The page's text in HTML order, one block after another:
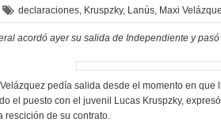
declaraciones, Kruspzky, Lanús, Maxi
acordó ayer su salida de Independiente y
pedía salida desde el momento en
el puesto con el juvenil Lucas Kruspzky,
rescición de su contrato.